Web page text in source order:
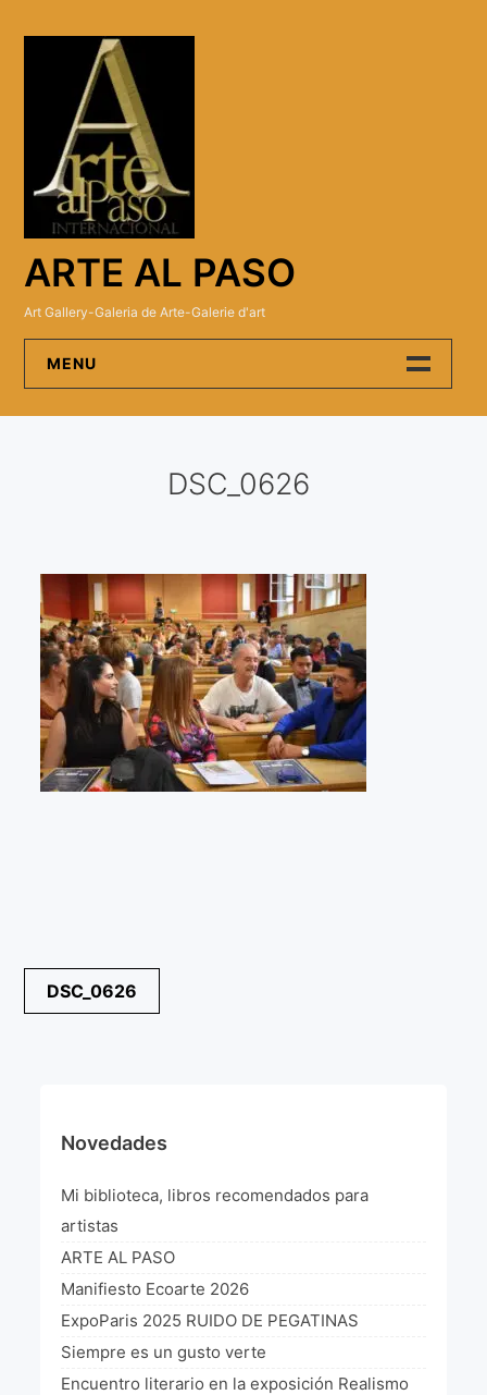
ARTE AL PASO
Art Gallery-Galeria de Arte-Galerie d'art
MENU
Visitas a los ateliers o talleres de artistas
Presse
Qué dicen de nosotros?
Aviso legal
Política de cookies
«Impressionnis-vous» Paris 2023
¡VIVE Molière! Un hommage latino-américain à
La Formule de l’art París 2020
L’art Latino-américain à Paris 2019
Reflecting Source. NY 2019
«Sincronías con sentido» Bogotá Colombia 2019
«Huellas trashumantes» New York 2018
DSC_0626
Navegación
de
DSC_0626
Novedades
Mi biblioteca, libros recomendados para
artistas
ARTE AL PASO
Manifiesto Ecoarte 2026
ExpoParis 2025 RUIDO DE PEGATINAS
Siempre es un gusto verte
Encuentro literario en la exposición Realismo